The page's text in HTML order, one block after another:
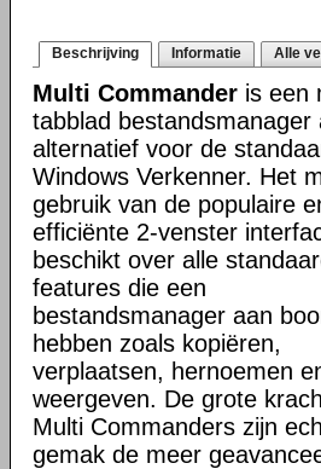
Beschrijving Informatie Alle
Multi Commander is een
tabblad bestandsmanager
alternatief voor de
Windows Verkenner. Het
gebruik van de populaire
efficiënte 2-venster
beschikt over alle
features die een
bestandsmanager aan
hebben zoals kopiëren,
verplaatsen, hernoemen
weergeven. De grote
Multi Commanders zijn
gemak de meer